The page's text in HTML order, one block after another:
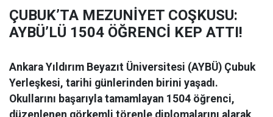
ÇUBUK’TA MEZUNİYET COŞKUSU:
AYBÜ’LÜ 1504 ÖĞRENCİ KEP ATTI!
Ankara Yıldırım Beyazıt Üniversitesi (AYBÜ) Çubuk
Yerleşkesi, tarihi günlerinden birini yaşadı.
Okullarını başarıyla tamamlayan 1504 öğrenci,
düzenlenen görkemli törenle diplomalarını alarak